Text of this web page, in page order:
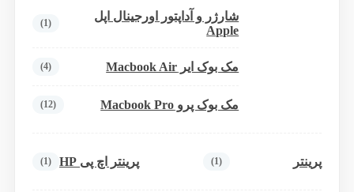
شارژر و آداپتور اورجینال اپل
Apple
(1)
مک بوک ایر Macbook Air (4)
مک بوک پرو Macbook Pro (12)
پرینتر (1) پرینتر اچ پی HP (1)